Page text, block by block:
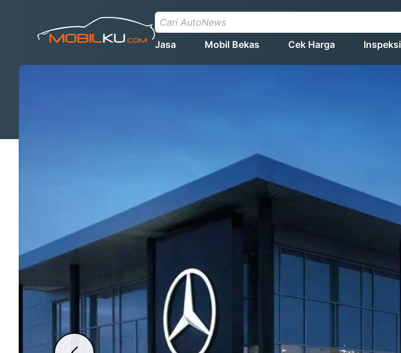
Jasa Mobil Bekas Cek Harga Inspeksi